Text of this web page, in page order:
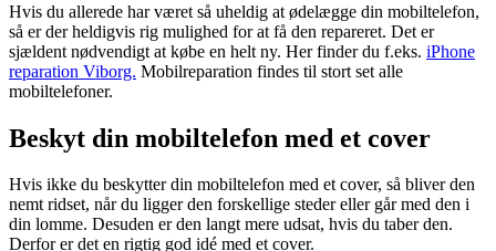
Hvis du allerede har været så uheldig at ødelægge din mobiltelefon,
så er der heldigvis rig mulighed for at få den repareret. Det er
sjældent nødvendigt at købe en helt ny. Her finder du f.eks. iPhone
reparation Viborg. Mobilreparation findes til stort set alle
mobiltelefoner.
Beskyt din mobiltelefon med et cover
Hvis ikke du beskytter din mobiltelefon med et cover, så bliver den
nemt ridset, når du ligger den forskellige steder eller går med den i
din lomme. Desuden er den langt mere udsat, hvis du taber den.
Derfor er det en rigtig god idé med et cover.